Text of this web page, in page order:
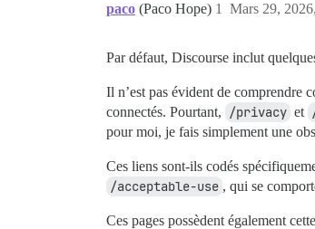
paco (Paco Hope) Mars 29,
1
Par défaut, Discourse inclut
Il n’est pas évident de comprendre
connectés. Pourtant,
/privacy et
pour moi, je fais simplement une
Ces liens sont-ils codés
/acceptable-use , qui se
Ces pages possèdent également